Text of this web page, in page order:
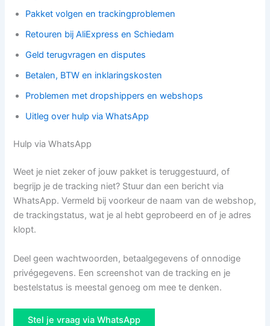
Pakket volgen en trackingproblemen
Retouren bij AliExpress en Schiedam
Geld terugvragen en disputes
Betalen, BTW en inklaringskosten
Problemen met dropshippers en webshops
Uitleg over hulp via WhatsApp
Hulp via WhatsApp
Weet je niet zeker of jouw pakket is teruggestuurd, of
begrijp je de tracking niet? Stuur dan een bericht via
WhatsApp. Vermeld bij voorkeur de naam van de webshop,
de trackingstatus, wat je al hebt geprobeerd en of je adres
klopt.
Deel geen wachtwoorden, betaalgegevens of onnodige
privégegevens. Een screenshot van de tracking en je
bestelstatus is meestal genoeg om mee te denken.
Stel je vraag via WhatsApp